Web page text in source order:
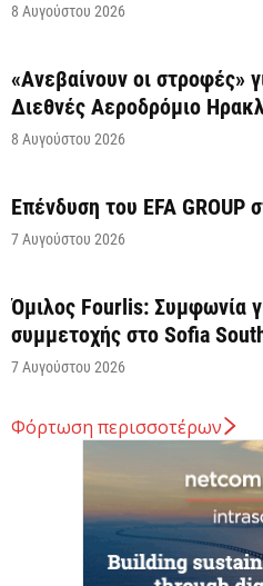
8 Αυγούστου 2026
«Ανεβαίνουν οι στροφές»
Διεθνές Αεροδρόμιο
8 Αυγούστου 2026
Επένδυση του EFA GROUP
7 Αυγούστου 2026
Όμιλος Fourlis: Συμφωνία
συμμετοχής στο Sofia
7 Αυγούστου 2026
Σταύρος Καλαφάτης:
νέες θέσεις εργασίας
τελευταία επτά χρόνια...
7 Αυγούστου 2026
Φόρτωση περισσοτέρων